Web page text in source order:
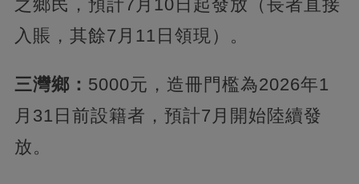
之鄉民，預計7月10日起發放（長者直接
入賬，其餘7月11日領現）。
三灣鄉： 5000元，造冊門檻為2026年1
月31日前設籍者，預計7月開始陸續發
放。